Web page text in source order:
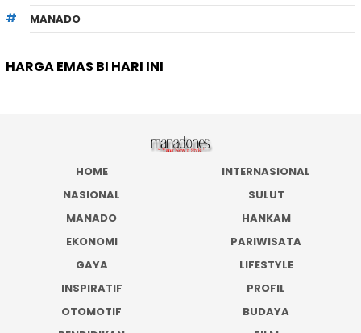
MANADO
HARGA EMAS BI HARI INI
HOME
INTERNASIONAL
NASIONAL
SULUT
MANADO
HANKAM
EKONOMI
PARIWISATA
GAYA
LIFESTYLE
INSPIRATIF
PROFIL
OTOMOTIF
BUDAYA